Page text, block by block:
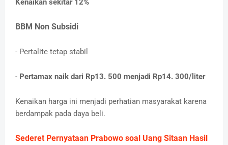
Kenaikan sekitar 12%
BBM Non Subsidi
- Pertalite tetap stabil
- Pertamax naik dari Rp13. 500 menjadi Rp14. 300/liter
Kenaikan harga ini menjadi perhatian masyarakat karena
berdampak pada daya beli.
Sederet Pernyataan Prabowo soal Uang Sitaan Hasil